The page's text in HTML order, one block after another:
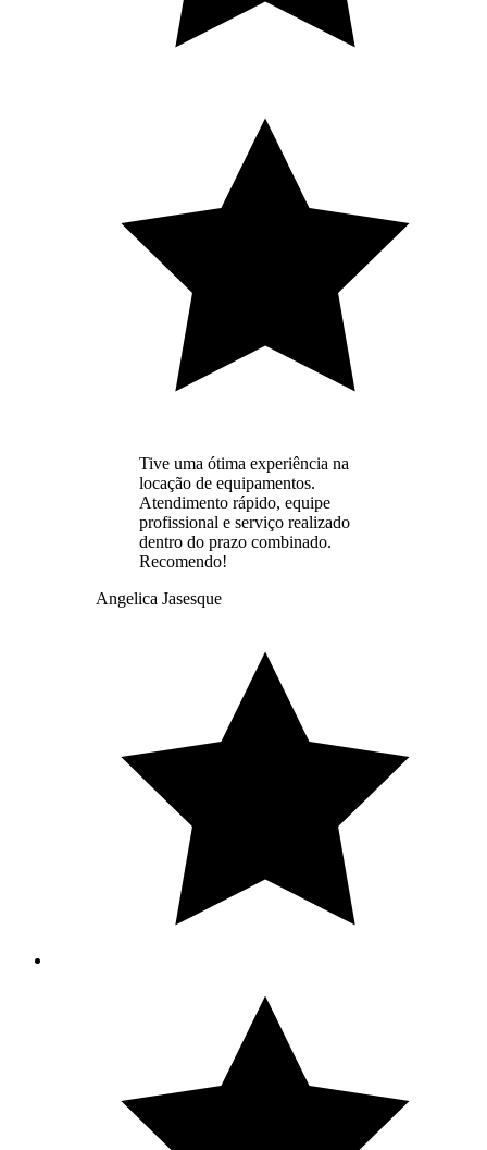
Tive uma ótima experiência na
locação de equipamentos.
Atendimento rápido, equipe
profissional e serviço realizado
dentro do prazo combinado.
Recomendo!
Angelica Jasesque